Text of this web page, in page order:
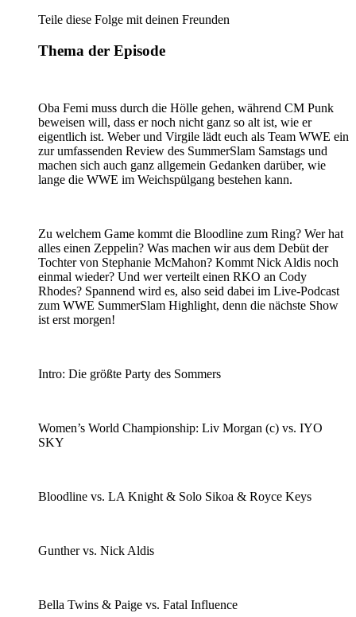
Teile diese Folge mit deinen Freunden
Thema der Episode
Oba Femi muss durch die Hölle gehen, während CM Punk
beweisen will, dass er noch nicht ganz so alt ist, wie er
eigentlich ist. Weber und Virgile lädt euch als Team WWE ein
zur umfassenden Review des SummerSlam Samstags und
machen sich auch ganz allgemein Gedanken darüber, wie
lange die WWE im Weichspülgang bestehen kann.
Zu welchem Game kommt die Bloodline zum Ring? Wer hat
alles einen Zeppelin? Was machen wir aus dem Debüt der
Tochter von Stephanie McMahon? Kommt Nick Aldis noch
einmal wieder? Und wer verteilt einen RKO an Cody
Rhodes? Spannend wird es, also seid dabei im Live-Podcast
zum WWE SummerSlam Highlight, denn die nächste Show
ist erst morgen!
Intro: Die größte Party des Sommers
Women’s World Championship: Liv Morgan (c) vs. IYO
SKY
Bloodline vs. LA Knight & Solo Sikoa & Royce Keys
Gunther vs. Nick Aldis
Bella Twins & Paige vs. Fatal Influence